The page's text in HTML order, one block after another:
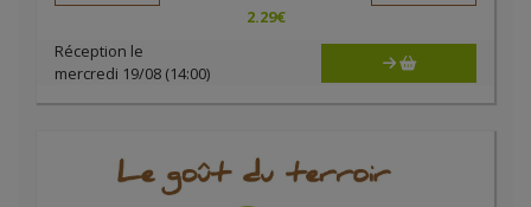
2.29€
Réception le
mercredi 19/08 (14:00)